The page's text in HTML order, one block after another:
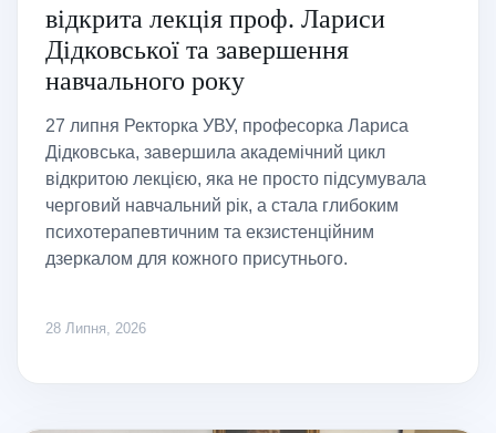
відкрита лекція проф. Лариси
Дідковської та завершення
навчального року
27 липня Ректорка УВУ, професорка Лариса
Дідковська, завершила академічний цикл
відкритою лекцією, яка не просто підсумувала
черговий навчальний рік, а стала глибоким
психотерапевтичним та екзистенційним
дзеркалом для кожного присутнього.
28 Липня, 2026